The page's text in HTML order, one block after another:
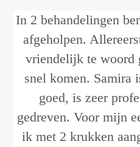
In 2 behandelingen
afgeholpen.
vriendelijk te woord
snel komen. Samira
goed, is zeer
gedreven. Voor mijn
ik met 2 krukken